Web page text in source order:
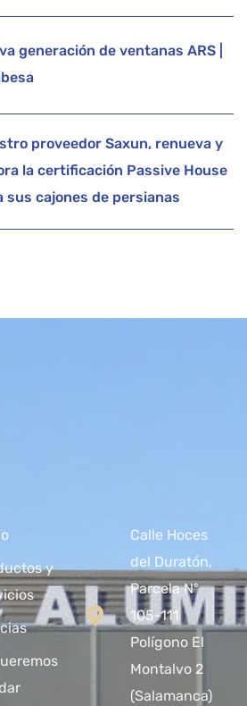
generación de ventanas ARS |
proveedor Saxun, renueva y
la certificación Passive House
sus cajones de persianas
y
Calle Hoces
del Duratón,
Parcela Nº
105-111
Polígono El
Montalvo 2
(Salamanca)